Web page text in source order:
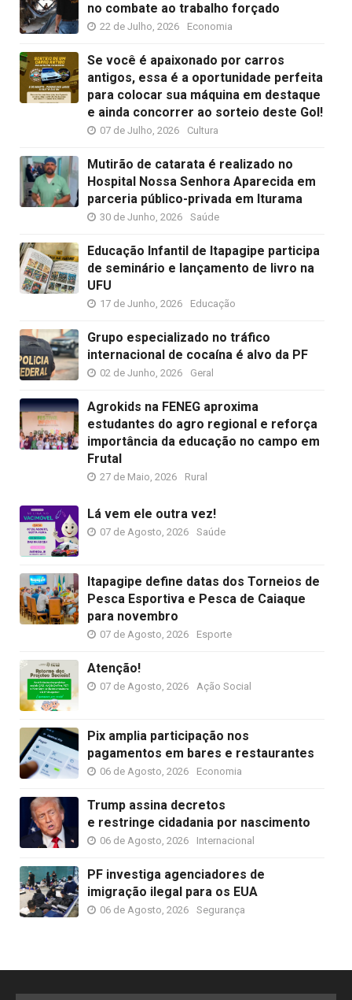
no combate ao trabalho forçado
22 de Julho, 2026 Economia
Se você é apaixonado por carros
antigos, essa é a oportunidade perfeita
para colocar sua máquina em destaque
e ainda concorrer ao sorteio deste Gol!
07 de Julho, 2026 Cultura
Mutirão de catarata é realizado no
Hospital Nossa Senhora Aparecida em
parceria público-privada em Iturama
30 de Junho, 2026 Saúde
Educação Infantil de Itapagipe participa
de seminário e lançamento de livro na
UFU
17 de Junho, 2026 Educação
Grupo especializado no tráfico
internacional de cocaína é alvo da PF
02 de Junho, 2026 Geral
Agrokids na FENEG aproxima
estudantes do agro regional e reforça
importância da educação no campo em
Frutal
27 de Maio, 2026 Rural
Lá vem ele outra vez!
07 de Agosto, 2026 Saúde
Itapagipe define datas dos Torneios de
Pesca Esportiva e Pesca de Caiaque
para novembro
07 de Agosto, 2026 Esporte
Atenção!
07 de Agosto, 2026 Ação Social
Pix amplia participação nos
pagamentos em bares e restaurantes
06 de Agosto, 2026 Economia
Trump assina decretos
e restringe cidadania por nascimento
06 de Agosto, 2026 Internacional
PF investiga agenciadores de
imigração ilegal para os EUA
06 de Agosto, 2026 Segurança